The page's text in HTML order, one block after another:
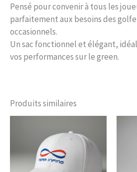
Pensé pour convenir à tous les
parfaitement aux besoins des
occasionnels.
Un sac fonctionnel et élégant,
vos performances sur le green.
Produits similaires